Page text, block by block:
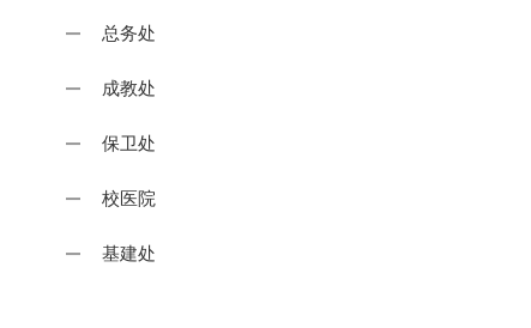
总务处
成教处
保卫处
校医院
基建处